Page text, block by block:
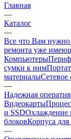
Главная
—
Каталог
—
Все что Вам нужно
ремонта уже
Компьютеры
сумки к ним
материалыСетевое
—
Надежная
Видеокарты
и SSDОхлаждение
блоковКорпуса
—